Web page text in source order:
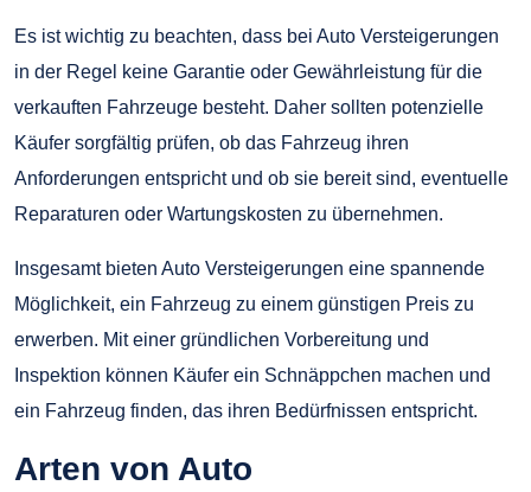
Es ist wichtig zu beachten, dass bei Auto Versteigerungen
in der Regel keine Garantie oder Gewährleistung für die
verkauften Fahrzeuge besteht. Daher sollten potenzielle
Käufer sorgfältig prüfen, ob das Fahrzeug ihren
Anforderungen entspricht und ob sie bereit sind, eventuelle
Reparaturen oder Wartungskosten zu übernehmen.
Insgesamt bieten Auto Versteigerungen eine spannende
Möglichkeit, ein Fahrzeug zu einem günstigen Preis zu
erwerben. Mit einer gründlichen Vorbereitung und
Inspektion können Käufer ein Schnäppchen machen und
ein Fahrzeug finden, das ihren Bedürfnissen entspricht.
Arten von Auto